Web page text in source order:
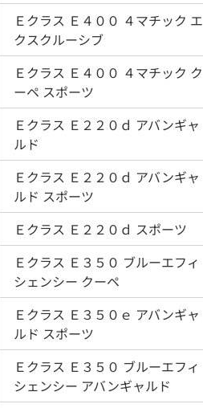
Ｅクラス Ｅ４００ ４マチック エ
クスクルーシブ
Ｅクラス Ｅ４００ ４マチック ク
ーペ スポーツ
Ｅクラス Ｅ２２０ｄ アバンギャ
ルド
Ｅクラス Ｅ２２０ｄ アバンギャ
ルド スポーツ
Ｅクラス Ｅ２２０ｄ スポーツ
Ｅクラス Ｅ３５０ ブルーエフィ
シェンシー クーペ
Ｅクラス Ｅ３５０ｅ アバンギャ
ルド スポーツ
Ｅクラス Ｅ３５０ ブルーエフィ
シェンシー アバンギャルド